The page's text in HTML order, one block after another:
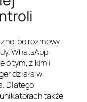
bo rozmowy
WhatsApp
o tym, z kim i
działa w
Dlatego
także